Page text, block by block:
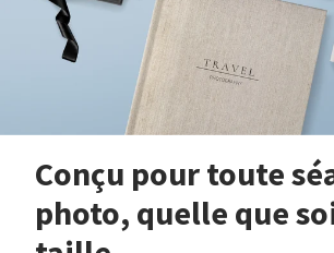
Conçu pour toute
photo, quelle que